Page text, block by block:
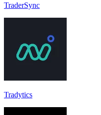
TraderSync
Tradytics